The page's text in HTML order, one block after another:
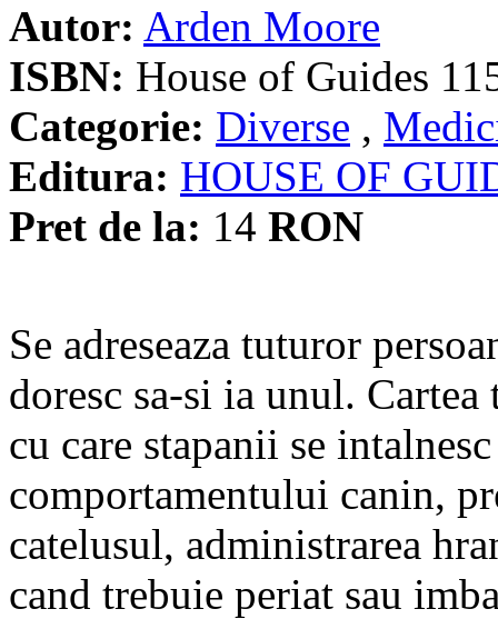
Autor: Arden Moore
ISBN: House of Guides
Categorie: Diverse ,
Editura: HOUSE OF
Pret de la: 14 RON
Se adreseaza tuturor
doresc sa-si ia unul.
cu care stapanii se
comportamentului canin,
catelusul, administrarea
cand trebuie periat sau